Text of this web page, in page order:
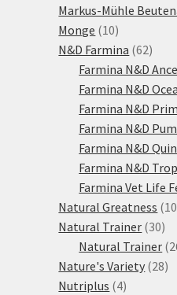
produktů
Markus-Mühle
Monge 1010
produktů
N&D Farmina 6262
Farmina N&D
Farmina N&D
Farmina N&D
Farmina N&D
Farmina N&D
Farmina N&D
Farmina Vet Life
Natural Greatness 10
Natural Trainer 3030
Natural Trainer
Nature's Variety 2828
Nutriplus 44